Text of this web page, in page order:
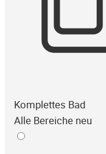
Komplettes Bad
Alle Bereiche neu